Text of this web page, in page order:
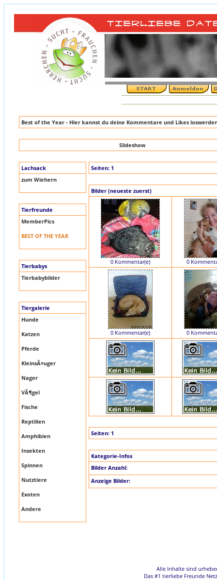
Best of the Year - Hier kannst du deine Kommentare und Likes
Slideshow
Lachsack
zum Wiehern
Tierfreunde
MemberPics
BEST OF THE YEAR
Tierbabys
Tierbabybilder
Tiergalerie
Hunde
Katzen
Pferde
KleinsÃ¤uger
Nager
VÃ¶gel
Fische
Reptilien
Amphibien
Insekten
Spinnen
Nutztiere
Exoten
Andere
Seiten: 1
Bilder (neueste zuerst)
0 Kommentar(e) 0
0 Kommentar(e) 0
Seiten: 1
Kategorie-Infos
Bilder Anzahl:
Anzeige Bilder:
Alle Inhalte sind
Das #1 tierliebe Freunde